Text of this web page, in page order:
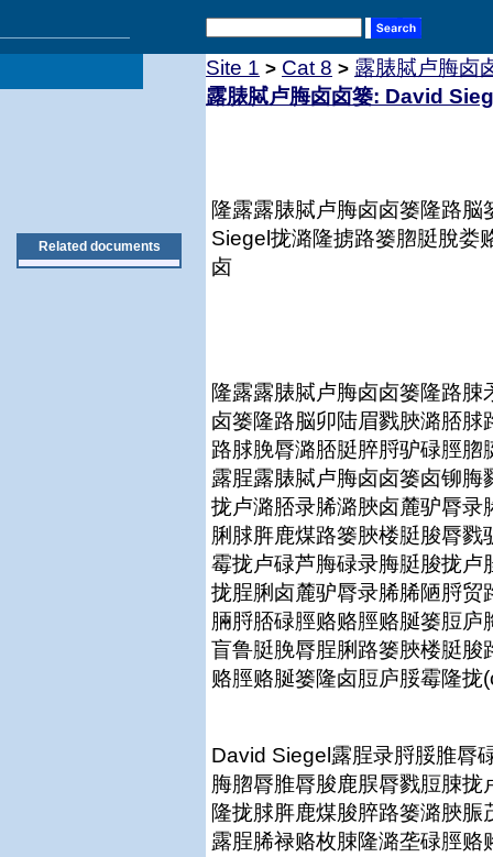
Related documents
Site 1 > Cat 8 > 露脿脦卢脢卤
露脿脦卢脢卤卤篓: David
隆露露脿脦卢脢卤卤篓隆路
Siegel拢潞隆掳路篓脗脡脫娄
卤
隆露露脿脦卢脢卤卤篓隆路
卤篓隆路脳卯陆眉戮脥潞脴
路脙脕脣潞脴脡脺脟驴碌脛
露脭露脿脦卢脢卤卤篓卤铆
拢卢潞脴录脪潞脥卤麓驴脣
脷脙脌鹿煤路篓脥楼脡脧脣
霉拢卢碌芦脢碌录脢脡脧拢
拢脭脷卤麓驴脣录脪脪陋脟
脼脟脴碌脛赂赂脛赂脠篓脰
盲鲁脡脕脣脭脷路篓脥楼脡
赂脛赂脠篓隆卤脰庐脮霉隆
David Siegel露脭录脟脮脽脣
脢脗脣脽脣脧鹿脵脣戮脰脨
隆拢脙脌鹿煤脧脺路篓潞脥
露脭脪禄赂枚脨隆潞垄碌脛